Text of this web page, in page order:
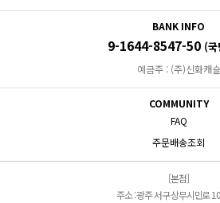
BANK INFO
9-1644-8547-50 (
예금주 : (주)신화캐슬
COMMUNITY
FAQ
주문배송조회
[본점]
주소 : 광주 서구 상무시민로